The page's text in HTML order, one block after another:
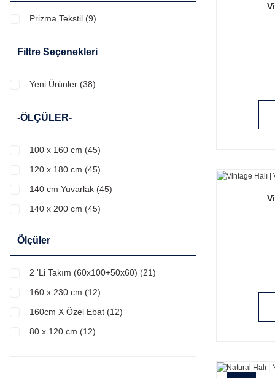
Prizma Tekstil (9)
Filtre Seçenekleri
Yeni Ürünler (38)
-ÖLÇÜLER-
100 x 160 cm (45)
120 x 180 cm (45)
140 cm Yuvarlak (45)
140 x 200 cm (45)
80 x 150 cm (45)
80 x 200 cm (45)
80 x 300 cm (45)
Ölçüler
2 'Li Takım (60x100+50x60) (21)
160 x 230 cm (12)
160cm X Özel Ebat (12)
80 x 120 cm (12)